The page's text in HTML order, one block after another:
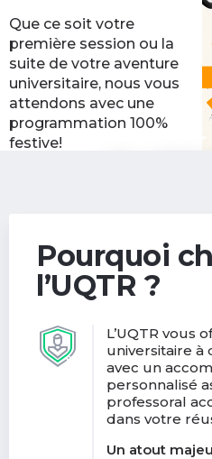
Que ce soit votre
première session ou la
suite de votre aventure
universitaire, nous vous
attendons avec une
programmation 100%
festive!
Pourquoi
l’UQTR ?
L’UQTR vous
universitaire à
avec un
personnalisé
professoral
dans votre
Un atout